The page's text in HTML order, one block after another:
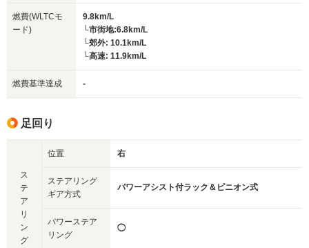
燃費(WLTCモ
ード)
9.8km/L
└市街地:6.8km/L
└郊外: 10.1km/L
└高速: 11.9km/L
燃費基準達成 -
足回り
ス
テ
ア
リ
ン
グ
位置 右
ステアリング
ギア方式
パワーアシスト付ラック＆ピニオン式
パワーステア
リング
◯